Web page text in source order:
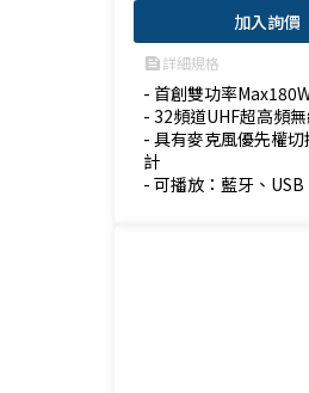
加入詢價
feed詳細規格
- 首創雙功率
- 32頻道UHF超高頻
- 具有麥克風優先權
計
- 可播放：藍牙、USB